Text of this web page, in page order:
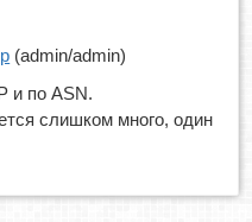
(admin/admin)
и по ASN.
слишком много, один